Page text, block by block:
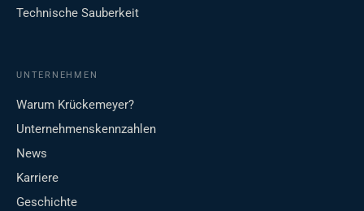
Technische Sauberkeit
UNTERNEHMEN
Warum Krückemeyer?
Unternehmenskennzahlen
News
Karriere
Geschichte